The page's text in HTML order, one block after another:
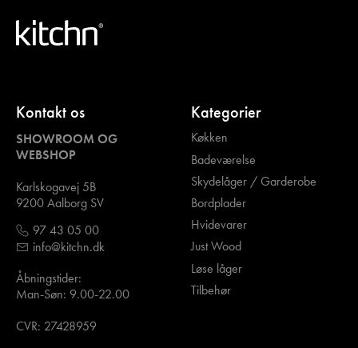
Kontakt os
SHOWROOM OG
WEBSHOP
Karlskogavej 5B
9200 Aalborg SV
97 43 05 00
info@kitchn.dk
Åbningstider:
Man-Søn: 9.00-22.00
CVR: 27428959
Kategorier
Køkken
Badeværelse
Skydelåger / Garderobe
Bordplader
Hvidevarer
Just Wood
Løse låger
Tilbehør